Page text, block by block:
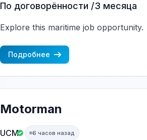
По договорённости /3 месяца
Explore this maritime job opportunity.
Подробнее
Motorman
UCM 6 часов назад